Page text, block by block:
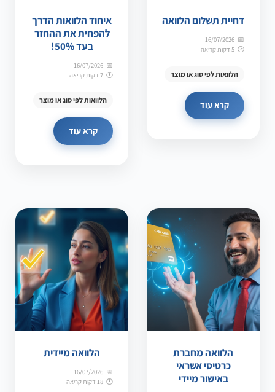
דחיית תשלום הלוואה
16/07/2026
5 דקות קריאה
הלוואות לפי סוג או מוצר
קרא עוד
איחוד הלוואות הדרך
להפחית את ההחזר
בעד 50%!
16/07/2026
7 דקות קריאה
הלוואות לפי סוג או מוצר
קרא עוד
הלוואה מחברת
כרטיסי אשראי
באישור מיידי
הלוואה מיידית
16/07/2026
18 דקות קריאה